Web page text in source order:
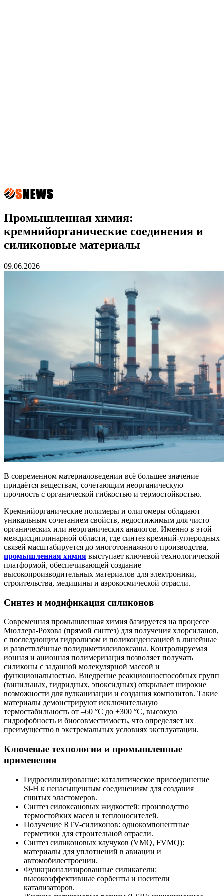
Промышленная химия:
кремнийорганические соединения и
силиконовые материалы
09.06.2026
В современном материаловедении всё большее значение
придаётся веществам, сочетающим неорганическую
прочность с органической гибкостью и термостойкостью.
Кремнийорганические полимеры и олигомеры обладают
уникальным сочетанием свойств, недостижимым для чисто
органических или неорганических аналогов. Именно в этой
междисциплинарной области, где синтез кремний-углеродных
связей масштабируется до многотоннажного производства,
промышленная химия выступает ключевой технологической
платформой, обеспечивающей создание
высокопроизводительных материалов для электроники,
строительства, медицины и аэрокосмической отрасли.
Синтез и модификация силиконов
Современная промышленная химия базируется на процессе
Мюллера-Рохова (прямой синтез) для получения хлорсиланов,
с последующим гидролизом и поликонденсацией в линейные
и разветвлённые полидиметилсилоксаны. Контролируемая
ионная и анионная полимеризация позволяет получать
силиконы с заданной молекулярной массой и
функциональностью. Внедрение реакционноспособных групп
(винильных, гидридных, эпоксидных) открывает широкие
возможности для вулканизации и создания композитов. Такие
материалы демонстрируют исключительную
термостабильность от –60 °C до +300 °C, высокую
гидрофобность и биосовместимость, что определяет их
преимущество в экстремальных условиях эксплуатации.
Ключевые технологии и промышленные
применения
Гидросилилирование: каталитическое присоединение
Si-H к ненасыщенным соединениям для создания
сшитых эластомеров.
Синтез силоксановых жидкостей: производство
термостойких масел и теплоносителей.
Получение RTV-силиконов: однокомпонентные
герметики для строительной отрасли.
Синтез силиконовых каучуков (VMQ, FVMQ):
материалы для уплотнений в авиации и
автомобилестроении.
Функционализированные силикагели:
высокоэффективные сорбенты и носители
катализаторов.